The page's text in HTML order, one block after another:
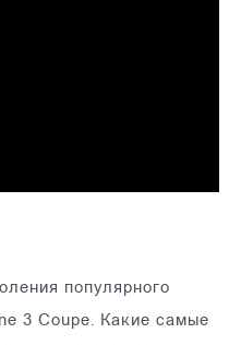
популярного
3 Coupe. Какие самые